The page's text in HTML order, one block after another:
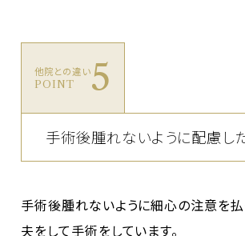
他院との違い
POINT 5
手術後腫れないように配慮し
手術後腫れないように細心の注意を払
夫をして手術をしています。